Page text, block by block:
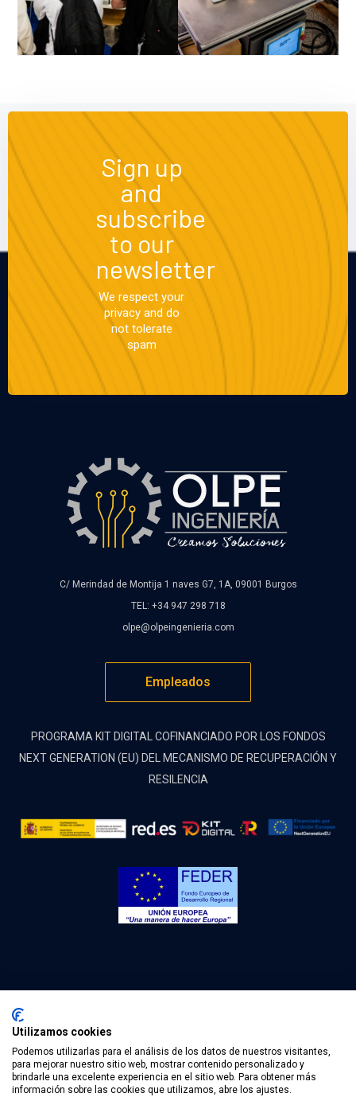
Sign up
and
subscribe
to our
newsletter
We respect your
privacy and do
not tolerate
spam
C/ Merindad de Montija 1 naves G7, 1A, 09001 Burgos
TEL: +34 947 298 718
olpe@olpeingenieria.com
Empleados
PROGRAMA KIT DIGITAL COFINANCIADO POR LOS FONDOS
NEXT GENERATION (EU) DEL MECANISMO DE RECUPERACIÓN Y
RESILENCIA
(c) 2022 Olpe Ingeniería. Todos los derechos reservados.
Aviso Legal . Política de privacidad . Política de cookies.
Utilizamos cookies
Podemos utilizarlas para el análisis de los datos de nuestros visitantes,
para mejorar nuestro sitio web, mostrar contenido personalizado y
brindarle una excelente experiencia en el sitio web. Para obtener más
información sobre las cookies que utilizamos, abre los ajustes.